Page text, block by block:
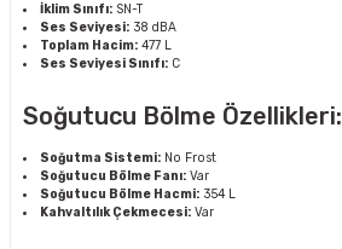
İklim Sınıfı: SN-T
Ses Seviyesi: 38 dBA
Toplam Hacim: 477 L
Ses Seviyesi Sınıfı: C
Soğutucu Bölme Özellikleri:
Soğutma Sistemi: No Frost
Soğutucu Bölme Fanı: Var
Soğutucu Bölme Hacmi: 354 L
Kahvaltılık Çekmecesi: Var